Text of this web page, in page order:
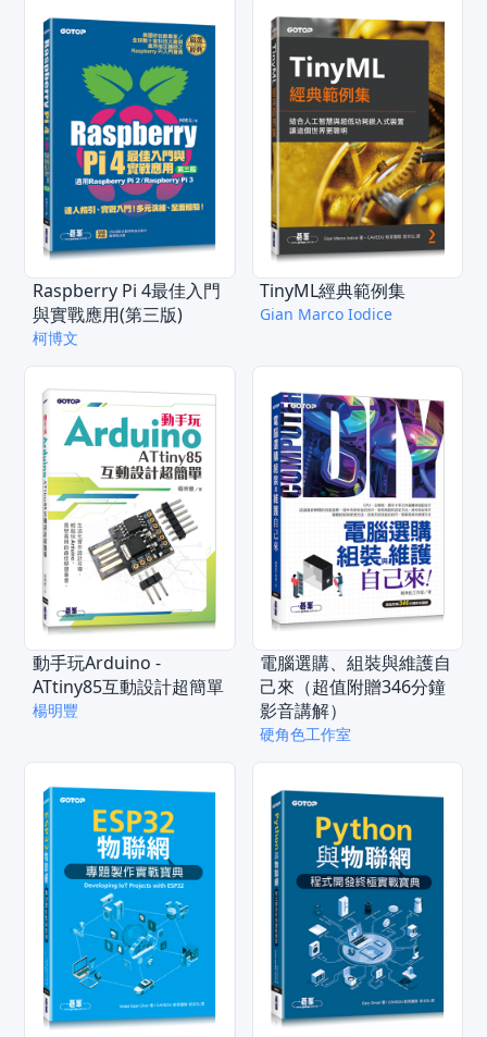
Raspberry Pi 4最佳入門
與實戰應用(第三版)
柯博文
TinyML經典範例集
Gian Marco Iodice
動手玩Arduino -
ATtiny85互動設計超簡單
楊明豐
電腦選購、組裝與維護自
己來（超值附贈346分鐘
影音講解）
硬角色工作室